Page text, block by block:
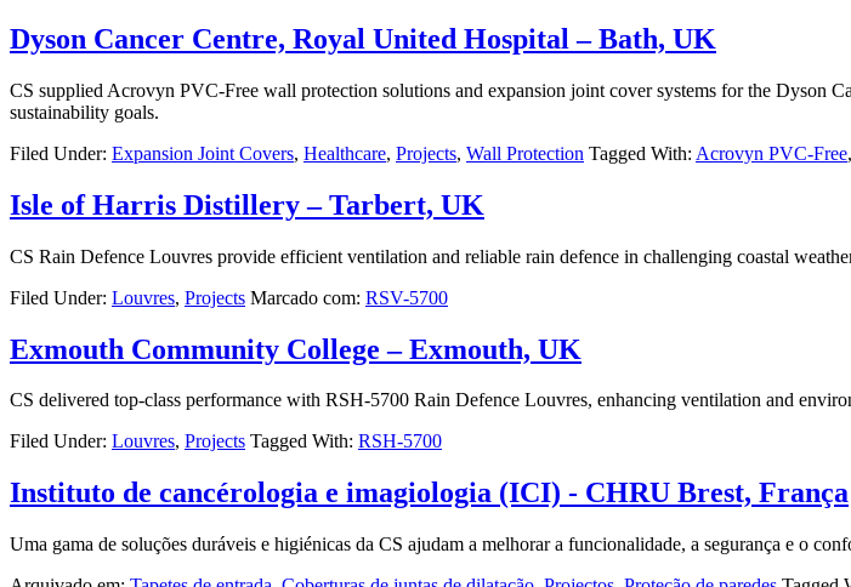
Dyson Cancer Centre, Royal United Hospital – Bath, UK
CS supplied Acrovyn PVC-Free wall protection solutions and expansion joint cover systems for the Dyson
sustainability goals.
Filed Under: Expansion Joint Covers, Healthcare, Projects, Wall Protection Tagged With: Acrovyn PVC-Free,
Isle of Harris Distillery – Tarbert, UK
CS Rain Defence Louvres provide efficient ventilation and reliable rain defence in challenging coastal
Filed Under: Louvres, Projects Marcado com: RSV-5700
Exmouth Community College – Exmouth, UK
CS delivered top-class performance with RSH-5700 Rain Defence Louvres, enhancing ventilation and
Filed Under: Louvres, Projects Tagged With: RSH-5700
Instituto de cancérologia e imagiologia (ICI) - CHRU Brest, França
Uma gama de soluções duráveis e higiénicas da CS ajudam a melhorar a funcionalidade, a segurança e o